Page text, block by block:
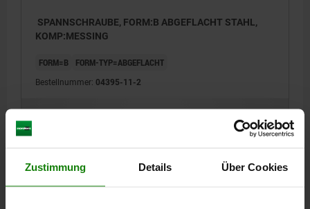
Zustimmung Details Über Cookies
SPANNSCHRAUBE, FORM:B ABGEFLACHT STAHL,
KOMP:MESSING
FORM=B FORM-TYP=ABGEFLACHT
Bestellnummer: 04395-11-2
DETAILS